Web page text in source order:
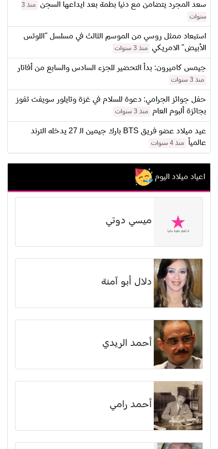
سعد المجرد يتضامن مع دنيا بطمة بعد ايداعها السجن
منذ 3
سنوات
استبعاد ممثل روسي من الموسم الثالث في مسلسل "اللوتس
الأبيض" الامريكي
منذ 3 سنوات
جيمس كاميرون: بدأ التحضير للجزء السادس والسابع من أفاتار
منذ 3 سنوات
حفل جوائز الجرامي: دعوة للسلام في غزة وتايلور سويفت تفوز
بجائزة ألبوم العام
منذ 3 سنوات
عيد ميلاد عضو فريق BTS بارك جيمين الـ 27 يدخله الترند
عالمياً
منذ 4 سنوات
اعياد ميلاد اليوم
ميسي دوتي
دلال أبو آمنة
أحمد الريدي
أحمد رامي